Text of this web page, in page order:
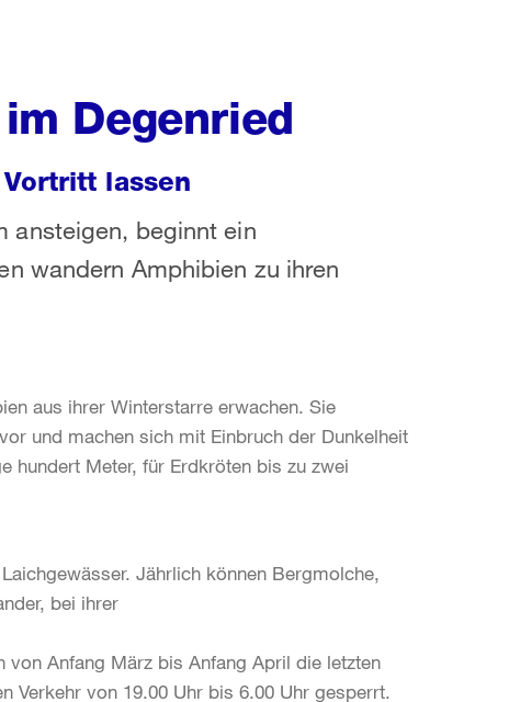
Degenried
lassen
ansteigen, beginnt ein
wandern Amphibien zu ihren
aus ihrer Winterstarre erwachen. Sie
und machen sich mit Einbruch der Dunkelheit
hundert Meter, für Erdkröten bis zu zwei
Jährlich können Bergmolche,
bei ihrer
Anfang März bis Anfang April die letzten
Verkehr von 19.00 Uhr bis 6.00 Uhr gesperrt.